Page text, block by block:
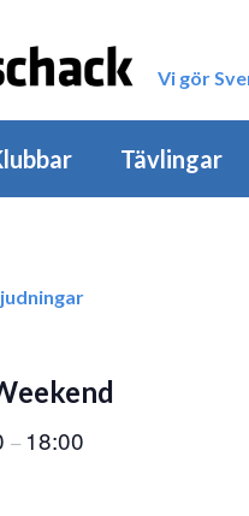
Vi gör
Tävlingar
– 18:00